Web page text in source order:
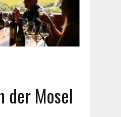
der Mosel